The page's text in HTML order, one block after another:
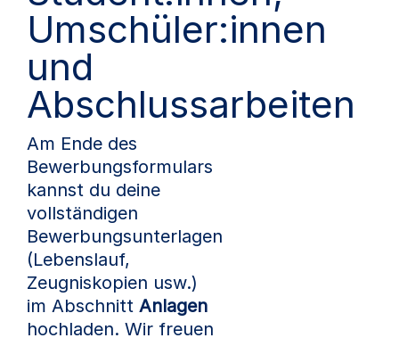
Umschüler:innen
und
Abschlussarbeiten
Am Ende des
Bewerbungsformulars
kannst du deine
vollständigen
Bewerbungsunterlagen
(Lebenslauf,
Zeugniskopien usw.)
im Abschnitt Anlagen
hochladen. Wir freuen